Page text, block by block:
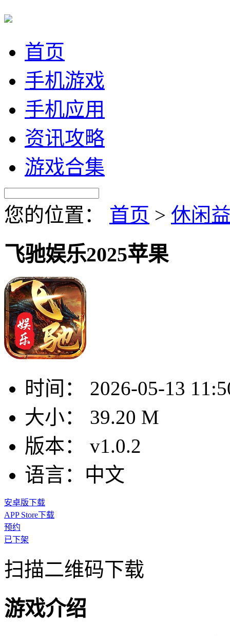
首页
手机游戏
手机应用
资讯攻略
游戏合集
您的位置： 首页 > 休闲
飞驰娱乐2025苹果
时间：
2026-05-13
大小：
39.20 M
版本：
v1.0.2
语言： 中文
安卓版下载
APP Store下载
预约
已下架
扫描二维码下载
游戏介绍